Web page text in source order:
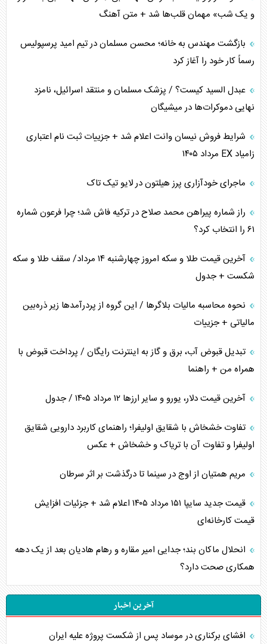
اوکراین بازوی مخرب آمریکا در غرب آسیا
اهمیت راهبردی اردن برای آمریکا
پیام، ظرفیت بالفعل‌نشده تجارت ایران
همسویی عربستان با سنتکام علیه متحدان ایران
ترامپ و توهم خلع سلاح حماس
چرا کویت به دنبال شریک امنیتی جدید است؟
اعتراف غرب به قدرت ایران در تثبیت معادلات
خطای راهبردی ترامپ مقابل برزیل
و یک شب» مهمان قلب‌ها شد + متن آهنگ
بازگشت مهندس به خانه؛ محسن مسلمان در تیم امید پرسپولیس
رسماً کار خود را آغاز کرد
عبدل السید کیست؟ / پزشک مسلمان و منتقد اسرائیل، نامزد
نهایی دموکرات‌ها در میشیگان
شرایط فروش نیسان وانت اعلام شد + جزییات ثبت نام اعتباری
زامیاد EX مرداد ۱۴۰۵
ماجرای خودآزاری پرز هیلتون در لایو تیک تاک
راز شماره پیراهن محمد صلاح در ترکیه فاش شد؛ چرا فرعون شماره
۶۱ را انتخاب کرد؟
آخرین قیمت طلا و سکه امروز چهارشنبه ۱۴ مرداد/ سقف طلا و سکه
شکست + جدول
نحوه محاسبه مالیات بلاگر‌ها / این گروه از پردرآمد‌ها زیر ذره‌بین
مالیاتی + جزییات
تبدیل قبوض آب، برق و گاز به اینترنت رایگان / پرداخت قبوض با
همراه من + راهنما
آخرین قیمت دلار، یورو و سایر ارز‌ها ۱۲ مرداد ۱۴۰۵ / جدول
تفاوت خشخاش با شقایق اولیفرا؛ راهنمای کاربرد دارویی شقایق
اولیفرا و تفاوت آن با تریاک و خشخاش + عکس
مریم همتیان از اوج در سینما تا درگذشت بر اثر سرطان
قیمت جدید سایپا ۱۵۱ مرداد ۱۴۰۵ اعلام شد + جزئیات افزایش
قیمت کارخانه‌ای
انحلال ماکان بند؛ جدایی امیر مقاره و رهام هادیان بعد از یک دهه
همکاری صحت دارد؟
آخرین اخبار
افشای برکناری در موساد پس از شکست پروژه علیه ایران